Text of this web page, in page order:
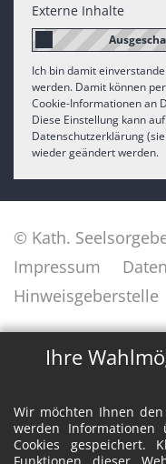
Ihre
Wir möchten Ihnen
werden Informationen
Cookies gespeichert.
Externe Inhalte
Ich bin damit
werden. Damit können
Cookie-Informationen an
Diese Einstellung kann
Datenschutzerklärung
wieder geändert werden.
© Kath.
Impressum
Hinweisgeberstelle